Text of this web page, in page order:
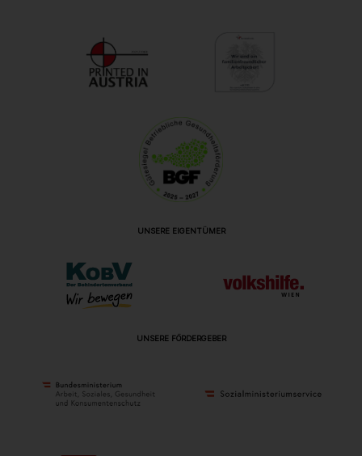
UNSERE EIGENTÜMER
UNSERE FÖRDERGEBER